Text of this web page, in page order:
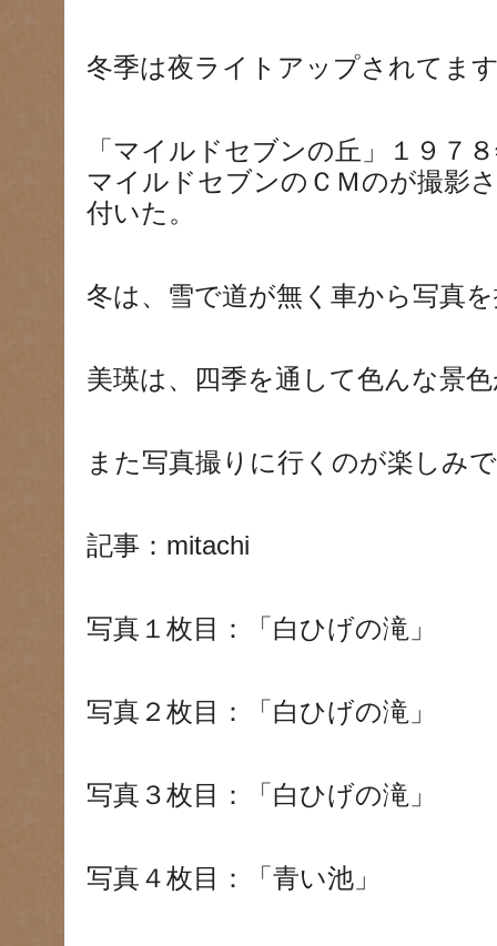
冬季は夜ライトアップされてま
「マイルドセブンの丘」１９７
マイルドセブンのＣＭのが撮影
付いた。
冬は、雪で道が無く車から写真
美瑛は、四季を通して色んな景
また写真撮りに行くのが楽しみ
記事：mitachi
写真１枚目：「白ひげの滝」
写真２枚目：「白ひげの滝」
写真３枚目：「白ひげの滝」
写真４枚目：「青い池」